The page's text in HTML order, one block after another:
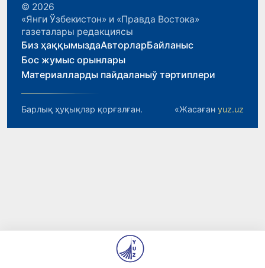
© 2026
«Янги Ўзбекистон» и «Правда Востока»
газеталары редакциясы
Биз ҳаққымыздаАвторларБайланыс
Бос жумыс орынлары
Материалларды пайдаланыў тәртиплери
Барлық ҳуқықлар қорғалған. «Жасаған yuz.uz